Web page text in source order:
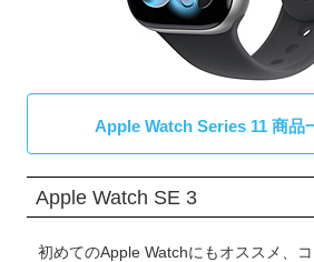
Apple Watch Series 11 商品
Apple Watch SE 3
初めてのApple Watchにもオススメ、